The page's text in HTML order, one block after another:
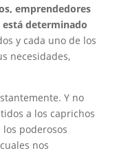
emprendedores
determinado
y cada uno de los
necesidades,
Y no
a los caprichos
poderosos
nos